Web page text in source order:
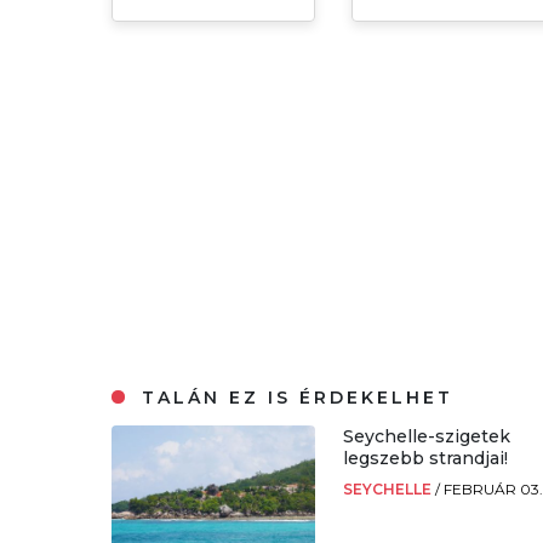
TALÁN EZ IS ÉRDEKELHET
Seychelle-szigetek
legszebb strandjai!
SEYCHELLE/ FEBRUÁR 03.